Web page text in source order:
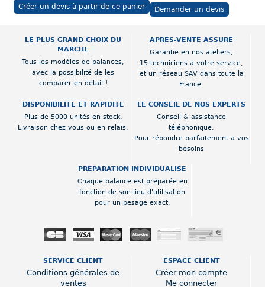
Créer un devis à partir de ce panier Demander un devis
LE PLUS GRAND CHOIX DU
MARCHE
Tous les modéles de balances,
avec la possibilité de les
comparer en détail !
APRES-VENTE ASSURE
Garantie en nos ateliers,
15 techniciens a votre service,
et un réseau SAV dans toute la
France.
DISPONIBILITE ET RAPIDITE
Plus de 5000 unités en stock,
Livraison chez vous ou en relais.
LE CONSEIL DE NOS EXPERTS
Conseil & assistance
téléphonique,
Pour répondre parfaitement a vos
besoins
PREPARATION INDIVIDUALISE
Chaque balance est préparée en
fonction de son lieu d'utilisation
pour un pesage exact.
SERVICE CLIENT
Conditions générales de
ventes
ESPACE CLIENT
Créer mon compte
Me connecter